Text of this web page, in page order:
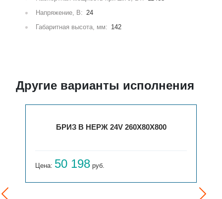
Напряжение, В: 24
Габаритная высота, мм: 142
Другие варианты исполнения
БРИЗ В НЕРЖ 24V 260X80X900
Цена: 54 168